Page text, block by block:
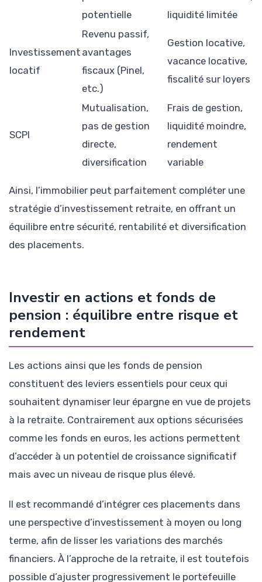
potentielle
liquidité limitée
Investissement
locatif
Revenu passif,
avantages
fiscaux (Pinel,
etc.)
Gestion locative,
vacance locative,
fiscalité sur loyers
SCPI
Mutualisation,
pas de gestion
directe,
diversification
Frais de gestion,
liquidité moindre,
rendement
variable
Ainsi, l’immobilier peut parfaitement compléter une
stratégie d’investissement retraite, en offrant un
équilibre entre sécurité, rentabilité et diversification
des placements.
Investir en actions et fonds de
pension : équilibre entre risque et
rendement
Les actions ainsi que les fonds de pension
constituent des leviers essentiels pour ceux qui
souhaitent dynamiser leur épargne en vue de projets
à la retraite. Contrairement aux options sécurisées
comme les fonds en euros, les actions permettent
d’accéder à un potentiel de croissance significatif
mais avec un niveau de risque plus élevé.
Il est recommandé d’intégrer ces placements dans
une perspective d’investissement à moyen ou long
terme, afin de lisser les variations des marchés
financiers. À l’approche de la retraite, il est toutefois
possible d’ajuster progressivement le portefeuille